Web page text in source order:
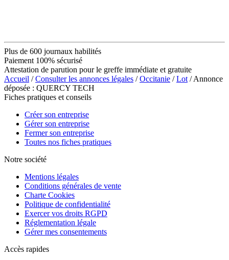
Plus de 600 journaux habilités
Paiement 100% sécurisé
Attestation de parution pour le greffe immédiate et gratuite
Accueil /Consulter les annonces légales /Occitanie /Lot / Annonce
déposée : QUERCY TECH
Fiches pratiques et conseils
Créer son entreprise
Gérer son entreprise
Fermer son entreprise
Toutes nos fiches pratiques
Notre société
Mentions légales
Conditions générales de vente
Charte Cookies
Politique de confidentialité
Exercer vos droits RGPD
Réglementation légale
Gérer mes consentements
Accès rapides